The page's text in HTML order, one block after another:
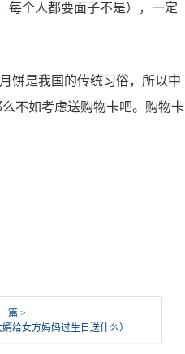
每个人都要面子不是），一定
饼是我国的传统习俗，所以中
不如考虑送购物卡吧。购物卡
一篇 >
给女方妈妈过生日送什么）